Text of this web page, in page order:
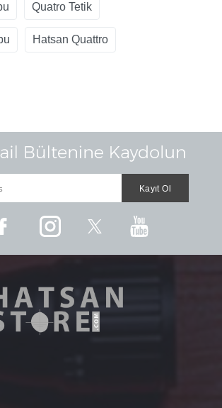
Quatro Tetik
Hatsan Quattro